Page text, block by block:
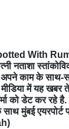
With
नताशा
अपने काम के
में यह खबर
को डेट कर रहे
मुंबई एयरपोर्ट